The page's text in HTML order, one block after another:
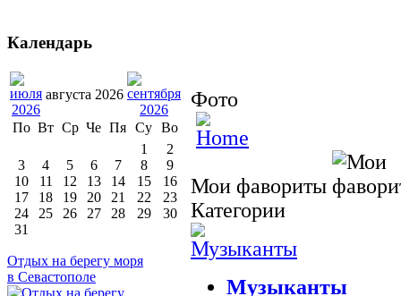
Фото
Мои фавориты
Категории
Музыканты
Календарь
августа 2026
По Вт Ср Че Пя Су Во
1
2
3
4 5 6 7 8
9
10
11 12 13 14 15
16
17
18 19 20 21 22
23
24
25 26 27 28 29
30
31
Отдых на берегу моря
в Севастополе